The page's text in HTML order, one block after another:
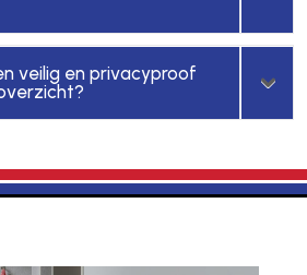
veilig en privacyproof